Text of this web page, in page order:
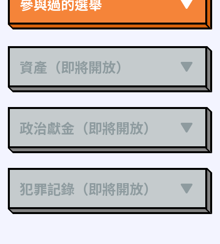
參與過的選舉
資產（即將開放）
政治獻金（即將開放）
犯罪記錄（即將開放）